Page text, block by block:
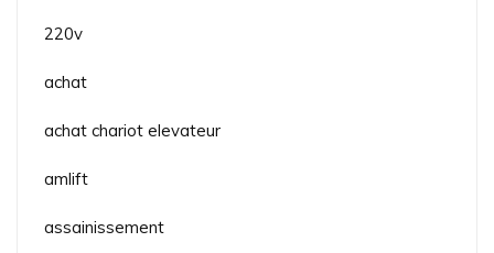
220v
achat
achat chariot elevateur
amlift
assainissement